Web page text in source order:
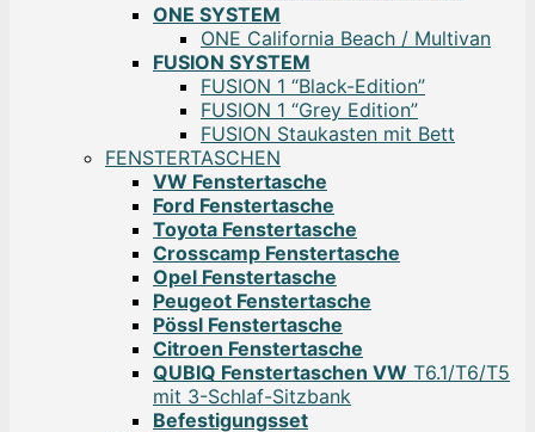
ONE SYSTEM
ONE California Beach / Multivan
FUSION SYSTEM
FUSION 1 “Black-Edition”
FUSION 1 “Grey Edition”
FUSION Staukasten mit Bett
FENSTERTASCHEN
VW Fenstertasche
Ford Fenstertasche
Toyota Fenstertasche
Crosscamp Fenstertasche
Opel Fenstertasche
Peugeot Fenstertasche
Pössl Fenstertasche
Citroen Fenstertasche
QUBIQ Fenstertaschen VW T6.1/T6/T5
mit 3-Schlaf-Sitzbank
Befestigungsset